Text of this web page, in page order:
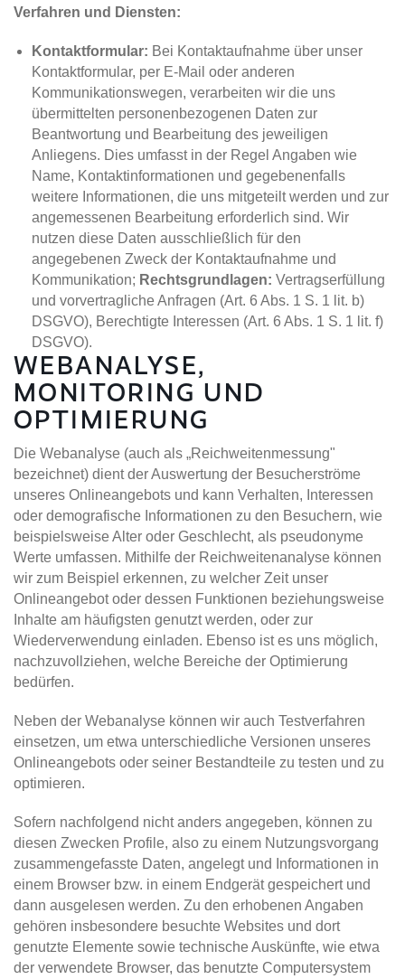
Verfahren und Diensten:
Kontaktformular: Bei Kontaktaufnahme über unser
Kontaktformular, per E-Mail oder anderen
Kommunikationswegen, verarbeiten wir die uns
übermittelten personenbezogenen Daten zur
Beantwortung und Bearbeitung des jeweiligen
Anliegens. Dies umfasst in der Regel Angaben wie
Name, Kontaktinformationen und gegebenenfalls
weitere Informationen, die uns mitgeteilt werden und zur
angemessenen Bearbeitung erforderlich sind. Wir
nutzen diese Daten ausschließlich für den
angegebenen Zweck der Kontaktaufnahme und
Kommunikation; Rechtsgrundlagen: Vertragserfüllung
und vorvertragliche Anfragen (Art. 6 Abs. 1 S. 1 lit. b)
DSGVO), Berechtigte Interessen (Art. 6 Abs. 1 S. 1 lit. f)
DSGVO).
WEBANALYSE,
MONITORING UND
OPTIMIERUNG
Die Webanalyse (auch als „Reichweitenmessung"
bezeichnet) dient der Auswertung der Besucherströme
unseres Onlineangebots und kann Verhalten, Interessen
oder demografische Informationen zu den Besuchern, wie
beispielsweise Alter oder Geschlecht, als pseudonyme
Werte umfassen. Mithilfe der Reichweitenanalyse können
wir zum Beispiel erkennen, zu welcher Zeit unser
Onlineangebot oder dessen Funktionen beziehungsweise
Inhalte am häufigsten genutzt werden, oder zur
Wiederverwendung einladen. Ebenso ist es uns möglich,
nachzuvollziehen, welche Bereiche der Optimierung
bedürfen.
Neben der Webanalyse können wir auch Testverfahren
einsetzen, um etwa unterschiedliche Versionen unseres
Onlineangebots oder seiner Bestandteile zu testen und zu
optimieren.
Sofern nachfolgend nicht anders angegeben, können zu
diesen Zwecken Profile, also zu einem Nutzungsvorgang
zusammengefasste Daten, angelegt und Informationen in
einem Browser bzw. in einem Endgerät gespeichert und
dann ausgelesen werden. Zu den erhobenen Angaben
gehören insbesondere besuchte Websites und dort
genutzte Elemente sowie technische Auskünfte, wie etwa
der verwendete Browser, das benutzte Computersystem